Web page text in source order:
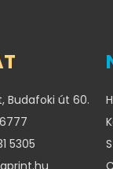
Budafoki út 60.
5305